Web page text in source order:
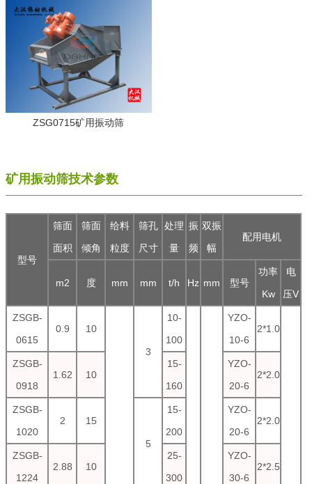
ZSG0715矿用振动筛
矿用振动筛技术参数
型号
筛面
面积
筛面
倾角
给料
粒度
筛孔
尺寸
处理
量
振
频
双振
幅
配用电机
m2 度 mm mm t/h Hz mm 型号
功率
Kw
电
压V
ZSGB-
0615
0.9 10
3
10-
100
YZO-
10-6
2*1.0
ZSGB-
0918
1.62 10
15-
160
YZO-
20-6
2*2.0
ZSGB-
1020
2 15
5
15-
200
YZO-
20-6
2*2.0
ZSGB-
1224
2.88 10
25-
300
YZO-
30-6
2*2.5